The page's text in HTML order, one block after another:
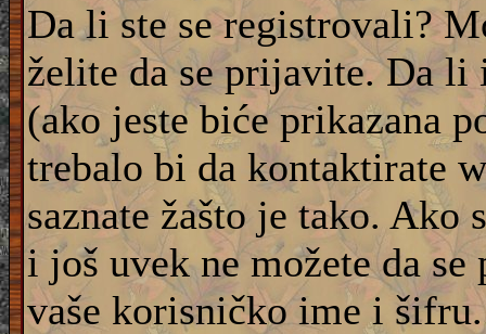
Da li ste se registrovali?
želite da se prijavite. Da li
(ako jeste biće prikazana
trebalo bi da kontaktirate
saznate žašto je tako. Ako
i još uvek ne možete da
vaše korisničko ime i